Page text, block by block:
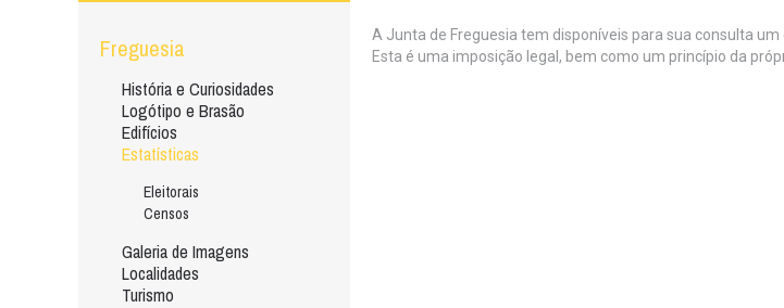
Freguesia
História e Curiosidades
Logótipo e Brasão
Edifícios
Estatísticas
Eleitorais
Censos
Galeria de Imagens
Localidades
Turismo
A Junta de Freguesia tem disponíveis para sua consulta
Esta é uma imposição legal, bem como um princípio da